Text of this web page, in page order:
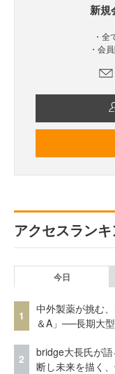
新規
・
・会
アクセスラン
今日
1
中外製薬が挑む
＆A」──長期大
2
bridge大長氏が
断し未来を描く